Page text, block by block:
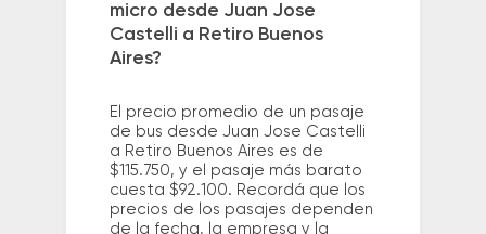
micro desde Juan Jose
Castelli a Retiro Buenos
Aires?
El precio promedio de un pasaje
de bus desde Juan Jose Castelli
a Retiro Buenos Aires es de
$115.750, y el pasaje más barato
cuesta $92.100. Recordá que los
precios de los pasajes dependen
de la fecha, la empresa y la